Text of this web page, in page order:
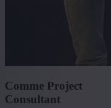
Comme Project
Consultant